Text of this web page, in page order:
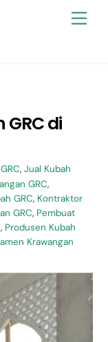
di
, Jual Kubah
GRC,
GRC, Kontraktor
GRC, Pembuat
, Produsen Kubah
Krawangan